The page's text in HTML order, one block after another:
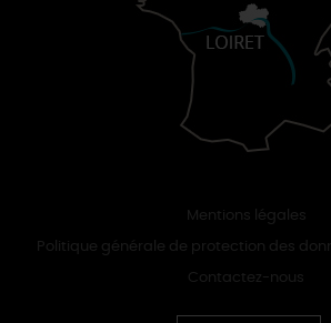
Mentions légales
Politique générale de protection des
Contactez-nous